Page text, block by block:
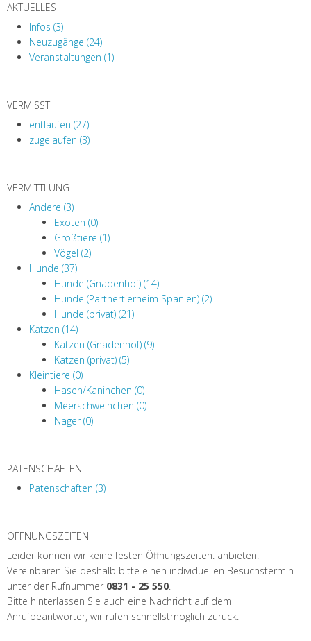
AKTUELLES
Infos (3)
Neuzugänge (24)
Veranstaltungen (1)
VERMISST
entlaufen (27)
zugelaufen (3)
VERMITTLUNG
Andere (3)
Exoten (0)
Großtiere (1)
Vögel (2)
Hunde (37)
Hunde (Gnadenhof) (14)
Hunde (Partnertierheim Spanien) (2)
Hunde (privat) (21)
Katzen (14)
Katzen (Gnadenhof) (9)
Katzen (privat) (5)
Kleintiere (0)
Hasen/Kaninchen (0)
Meerschweinchen (0)
Nager (0)
PATENSCHAFTEN
Patenschaften (3)
ÖFFNUNGSZEITEN
Leider können wir keine festen Öffnungszeiten. anbieten.
Vereinbaren Sie deshalb bitte einen individuellen Besuchstermin
unter der Rufnummer 0831 - 25 550.
Bitte hinterlassen Sie auch eine Nachricht auf dem
Anrufbeantworter, wir rufen schnellstmöglich zurück.